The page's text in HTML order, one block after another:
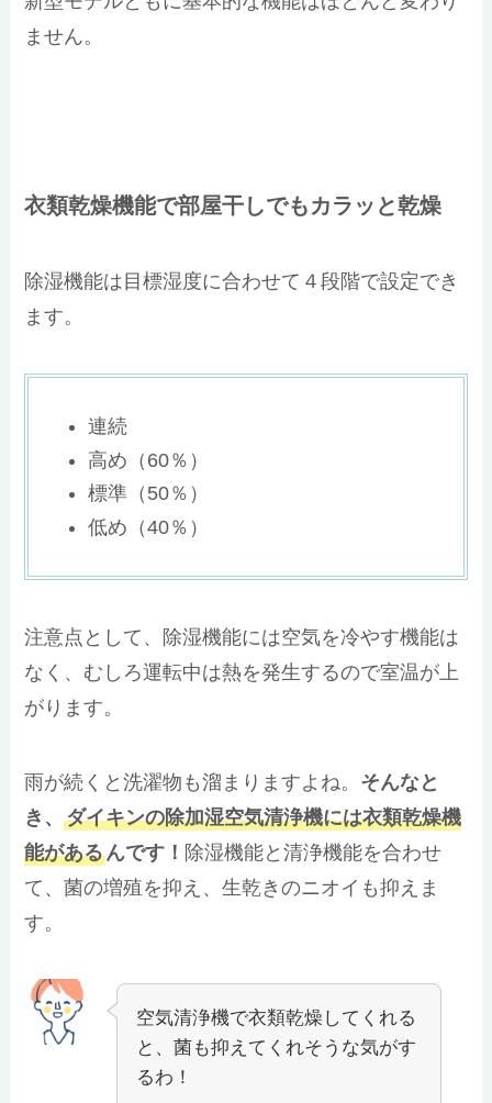
ません。
衣類乾燥機能で部屋干しでもカラッと乾燥
除湿機能は目標湿度に合わせて４段階で設定でき
ます。
連続
高め（60％）
標準（50％）
低め（40％）
注意点として、除湿機能には空気を冷やす機能は
なく、むしろ運転中は熱を発生するので室温が上
がります。
雨が続くと洗濯物も溜まりますよね。 そんなと
き、ダイキンの除加湿空気清浄機には衣類乾燥機
能があるんです！ 除湿機能と清浄機能を合わせ
て、菌の増殖を抑え、生乾きのニオイも抑えま
す。
空気清浄機で衣類乾燥してくれる
と、菌も抑えてくれそうな気がす
るわ！